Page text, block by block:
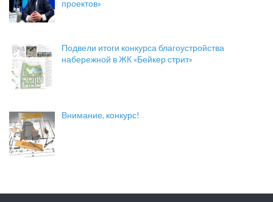
проектов»
Подвели итоги конкурса благоустройства
набережной в ЖК «Бейкер стрит»
Внимание, конкурс!